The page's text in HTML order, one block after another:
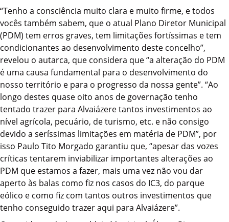
“Tenho a consciência muito clara e muito firme, e todos
vocês também sabem, que o atual Plano Diretor Municipal
(PDM) tem erros graves, tem limitações fortíssimas e tem
condicionantes ao desenvolvimento deste concelho”,
revelou o autarca, que considera que “a alteração do PDM
é uma causa fundamental para o desenvolvimento do
nosso território e para o progresso da nossa gente”. “Ao
longo destes quase oito anos de governação tenho
tentado trazer para Alvaiázere tantos investimentos ao
nível agrícola, pecuário, de turismo, etc. e não consigo
devido a seríssimas limitações em matéria de PDM”, por
isso Paulo Tito Morgado garantiu que, “apesar das vozes
críticas tentarem inviabilizar importantes alterações ao
PDM que estamos a fazer, mais uma vez não vou dar
aperto às balas como fiz nos casos do IC3, do parque
eólico e como fiz com tantos outros investimentos que
tenho conseguido trazer aqui para Alvaiázere”.